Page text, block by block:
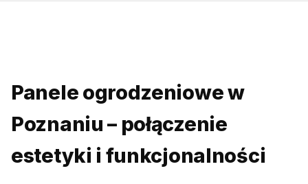
Panele ogrodzeniowe w
Poznaniu – połączenie
estetyki i funkcjonalności